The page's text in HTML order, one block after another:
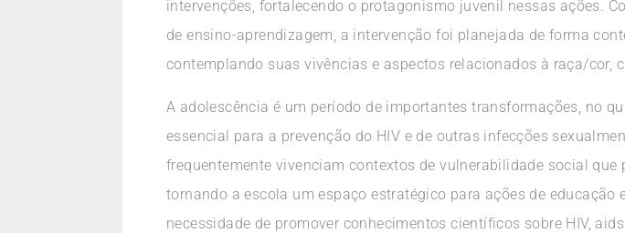
intervenções, fortalecendo o protagonismo juvenil nessas ações.
de ensino-aprendizagem, a intervenção foi planejada de forma
contemplando suas vivências e aspectos relacionados à raça/cor,
A adolescência é um período de importantes transformações, no
essencial para a prevenção do HIV e de outras infecções
frequentemente vivenciam contextos de vulnerabilidade social
tornando a escola um espaço estratégico para ações de
necessidade de promover conhecimentos científicos sobre HIV,